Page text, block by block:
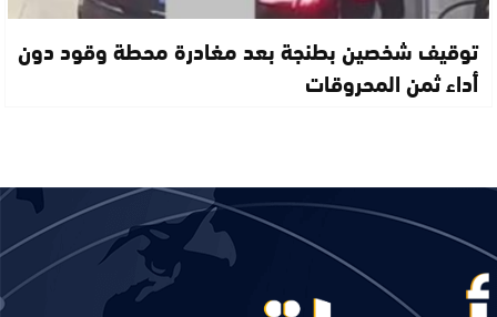
توقيف شخصين بطنجة بعد مغادرة محطة وقود دون
أداء ثمن المحروقات